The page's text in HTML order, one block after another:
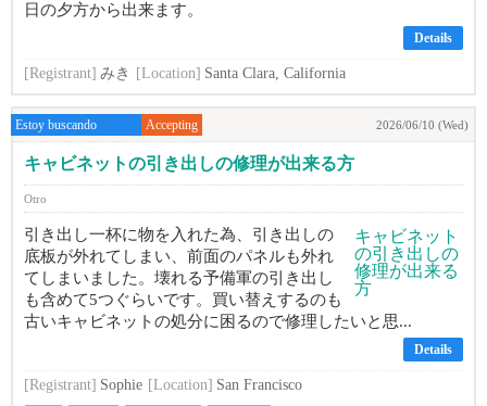
日の夕方から出来ます。
Details
[Registrant] みき [Location] Santa Clara, California
Estoy buscando Accepting 2026/06/10 (Wed)
キャビネットの引き出しの修理が出来る方
Otro
引き出し一杯に物を入れた為、引き出しの
底板が外れてしまい、前面のパネルも外れ
てしまいました。壊れる予備軍の引き出し
も含めて5つぐらいです。買い替えするのも
古いキャビネットの処分に困るので修理したいと思...
Details
[Registrant] Sophie [Location] San Francisco